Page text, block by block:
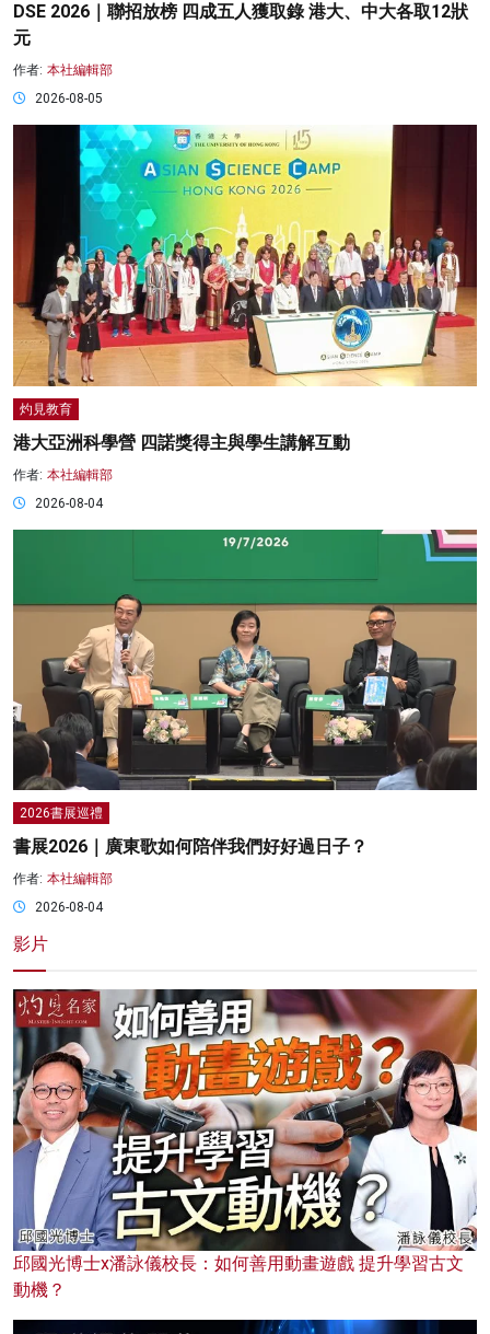
DSE 2026｜聯招放榜 四成五人獲取錄 港大、中大各取12狀
元
作者: 本社編輯部
2026-08-05
灼見教育
港大亞洲科學營 四諾獎得主與學生講解互動
作者: 本社編輯部
2026-08-04
2026書展巡禮
書展2026｜廣東歌如何陪伴我們好好過日子？
作者: 本社編輯部
2026-08-04
影片
邱國光博士x潘詠儀校長：如何善用動畫遊戲 提升學習古文
動機？